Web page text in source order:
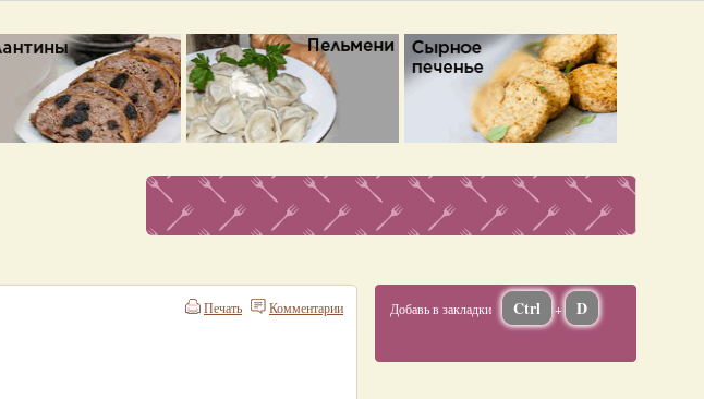
Комментарии
Печать Добавь в закладки Ctrl + D